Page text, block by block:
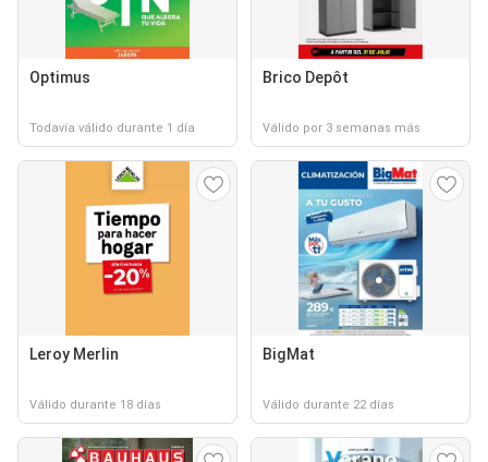
Optimus
Todavía válido durante 1 día
Brico Depôt
Válido por 3 semanas más
Leroy Merlin
Válido durante 18 días
BigMat
Válido durante 22 días